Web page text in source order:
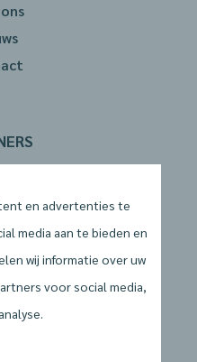
en advertenties te
media aan te bieden en
wij informatie over uw
voor social media,